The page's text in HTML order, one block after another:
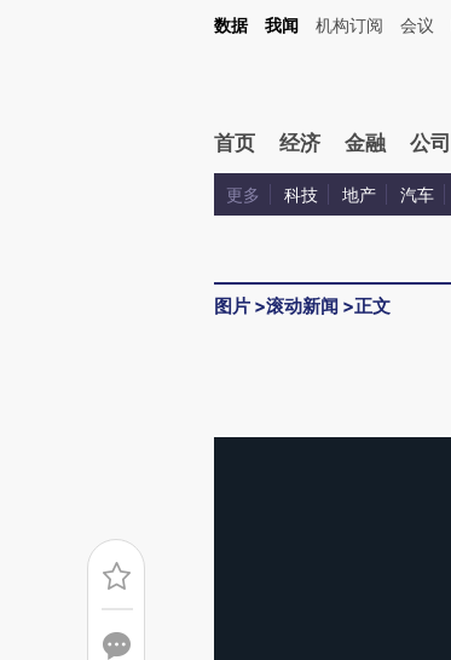
数据 我闻 机构订阅 会议
首页 经济 金融 公司
更多 科技 地产 汽车
图片 >滚动新闻 >正文